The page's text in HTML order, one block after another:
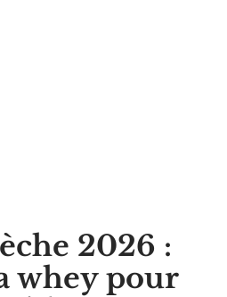
2026 :
whey pour